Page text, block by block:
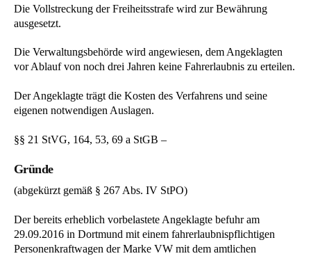
Die Vollstreckung der Freiheitsstrafe wird zur Bewährung
ausgesetzt.
Die Verwaltungsbehörde wird angewiesen, dem Angeklagten
vor Ablauf von noch drei Jahren keine Fahrerlaubnis zu erteilen.
Der Angeklagte trägt die Kosten des Verfahrens und seine
eigenen notwendigen Auslagen.
§§ 21 StVG, 164, 53, 69 a StGB –
Gründe
(abgekürzt gemäß § 267 Abs. IV StPO)
Der bereits erheblich vorbelastete Angeklagte befuhr am
29.09.2016 in Dortmund mit einem fahrerlaubnispflichtigen
Personenkraftwagen der Marke VW mit dem amtlichen